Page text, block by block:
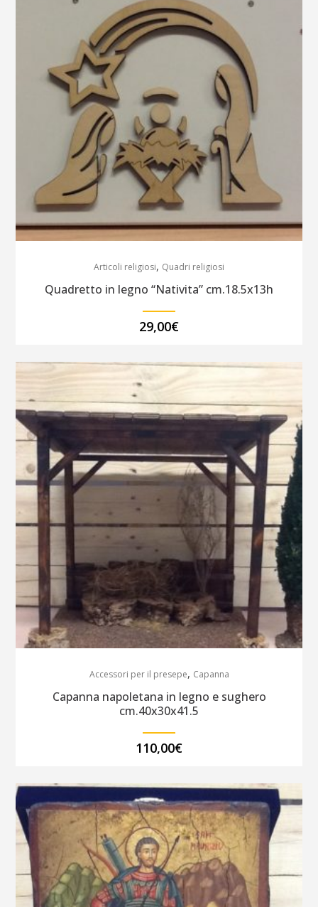
Articoli religiosi, Quadri religiosi
Quadretto in legno “Nativita” cm.18.5x13h
29,00€
Accessori per il presepe, Capanna
Capanna napoletana in legno e sughero
cm.40x30x41.5
110,00€